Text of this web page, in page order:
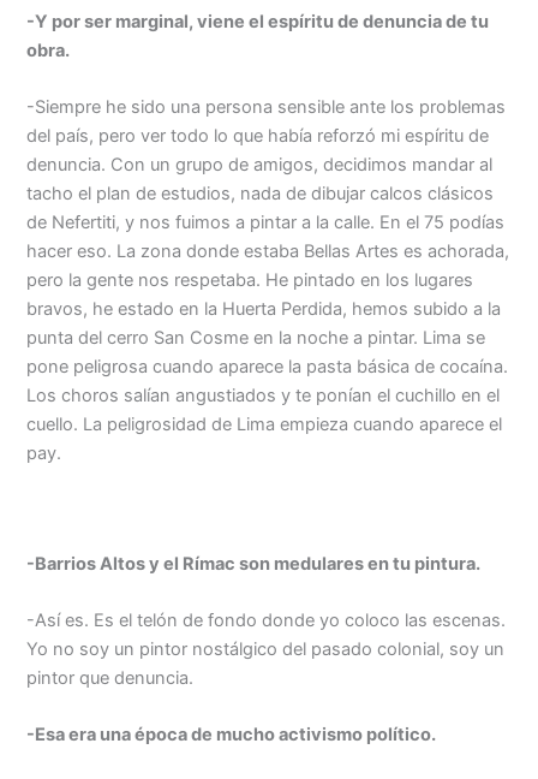
-Y por ser marginal, viene el espíritu de denuncia de tu
obra.
-Siempre he sido una persona sensible ante los problemas
del país, pero ver todo lo que había reforzó mi espíritu de
denuncia. Con un grupo de amigos, decidimos mandar al
tacho el plan de estudios, nada de dibujar calcos clásicos
de Nefertiti, y nos fuimos a pintar a la calle. En el 75 podías
hacer eso. La zona donde estaba Bellas Artes es achorada,
pero la gente nos respetaba. He pintado en los lugares
bravos, he estado en la Huerta Perdida, hemos subido a la
punta del cerro San Cosme en la noche a pintar. Lima se
pone peligrosa cuando aparece la pasta básica de cocaína.
Los choros salían angustiados y te ponían el cuchillo en el
cuello. La peligrosidad de Lima empieza cuando aparece el
pay.
-Barrios Altos y el Rímac son medulares en tu pintura.
-Así es. Es el telón de fondo donde yo coloco las escenas.
Yo no soy un pintor nostálgico del pasado colonial, soy un
pintor que denuncia.
-Esa era una época de mucho activismo político.